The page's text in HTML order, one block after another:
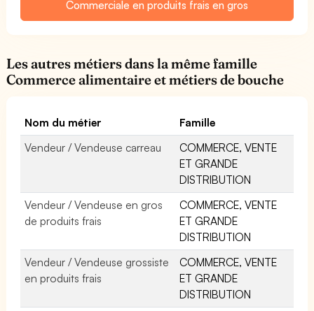
Commerciale en produits frais en gros
Les autres métiers dans la même famille
Commerce alimentaire et métiers de bouche
Nom du métier
Famille
Vendeur / Vendeuse carreau
COMMERCE, VENTE
ET GRANDE
DISTRIBUTION
Vendeur / Vendeuse en gros
de produits frais
COMMERCE, VENTE
ET GRANDE
DISTRIBUTION
Vendeur / Vendeuse grossiste
en produits frais
COMMERCE, VENTE
ET GRANDE
DISTRIBUTION